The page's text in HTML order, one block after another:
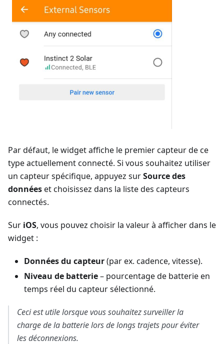
Par défaut, le widget affiche le premier capteur de ce
type actuellement connecté. Si vous souhaitez utiliser
un capteur spécifique, appuyez surSource des
donnéeset choisissez dans la liste des capteurs
connectés.
Sur iOS, vous pouvez choisir la valeur à afficher dans le
widget :
Données du capteur(par ex. cadence, vitesse).
Niveau de batterie– pourcentage de batterie en
temps réel du capteur sélectionné.
Ceci est utile lorsque vous souhaitez surveiller la
charge de la batterie lors de longs trajets pour éviter
les déconnexions.